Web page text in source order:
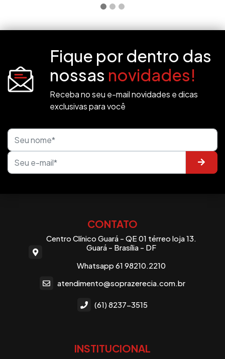
Fique por dentro das
nossas novidades!
Receba no seu e-mail novidades e dicas
exclusivas para você
CONTATO
Centro Clínico Guará - QE 01 térreo loja 13.
Guará - Brasília - DF
Whatsapp 61 98210.2210
atendimento@soprazerecia.com.br
(61) 8237-3515
INSTITUCIONAL